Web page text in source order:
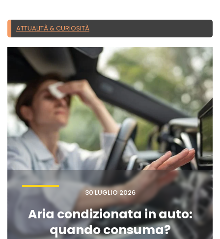
ATTUALITÀ & CURIOSITÀ
30 LUGLIO 2026
Aria condizionata in auto:
quando consuma?